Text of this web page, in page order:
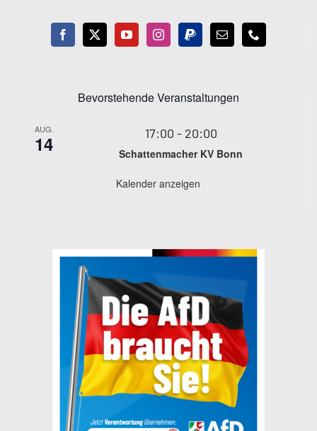
Bevorstehende Veranstaltungen
AUG.
14 17:00 - 20:00
Schattenmacher KV Bonn
Kalender anzeigen